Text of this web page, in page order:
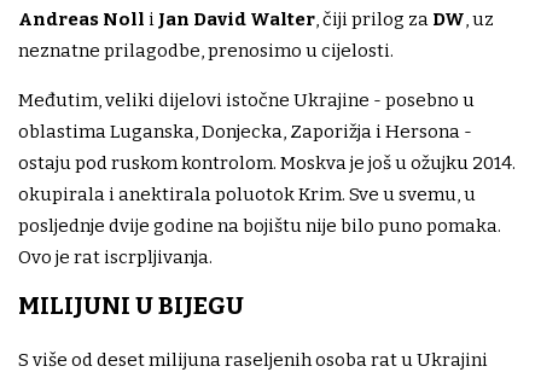
Andreas Noll i Jan David Walter, čiji prilog za DW, uz
neznatne prilagodbe, prenosimo u cijelosti.
Međutim, veliki dijelovi istočne Ukrajine - posebno u
oblastima Luganska, Donjecka, Zaporižja i Hersona -
ostaju pod ruskom kontrolom. Moskva je još u ožujku 2014.
okupirala i anektirala poluotok Krim. Sve u svemu, u
posljednje dvije godine na bojištu nije bilo puno pomaka.
Ovo je rat iscrpljivanja.
MILIJUNI U BIJEGU
S više od deset milijuna raseljenih osoba rat u Ukrajini